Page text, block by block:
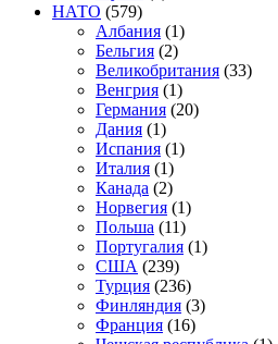
НАТО (579)
Албания (1)
Бельгия (2)
Великобритания (33)
Венгрия (1)
Германия (20)
Дания (1)
Испания (1)
Италия (1)
Канада (2)
Норвегия (1)
Польша (11)
Португалия (1)
США (239)
Турция (236)
Финляндия (3)
Франция (16)